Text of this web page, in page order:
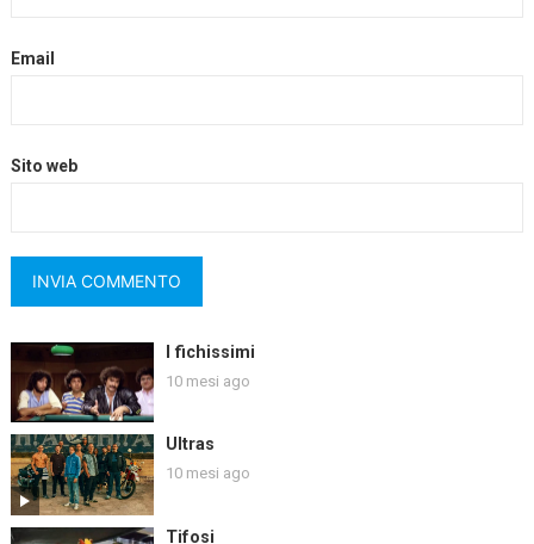
Email
Sito web
I fichissimi
10 mesi ago
Ultras
10 mesi ago
Tifosi